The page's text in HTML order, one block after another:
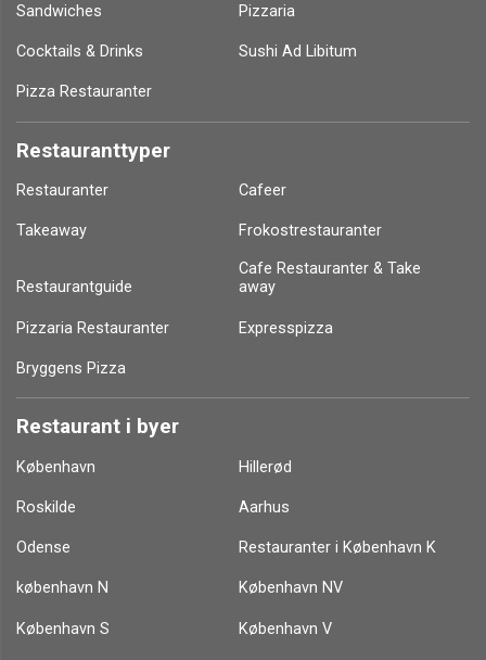
Sandwiches Pizzaria
Cocktails & Drinks Sushi Ad Libitum
Pizza Restauranter
Restauranttyper
Restauranter Cafeer
Takeaway Frokostrestauranter
Restaurantguide
Cafe Restauranter & Take
away
Pizzaria Restauranter Expresspizza
Bryggens Pizza
Restaurant i byer
København Hillerød
Roskilde Aarhus
Odense Restauranter i København K
københavn N København NV
København S København V